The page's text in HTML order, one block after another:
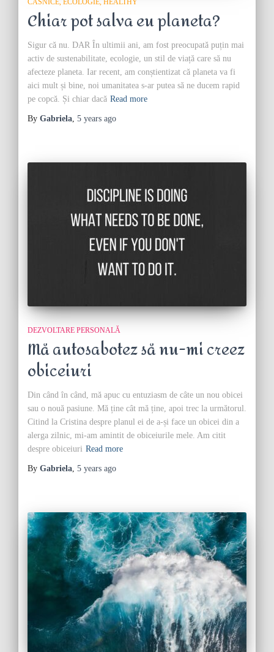
CASNICE ECOLOGIE HEALTHY
Chiar pot salva eu planeta?
Sigur că nu. DAR În ultimii ani, am fost preocupată puțin mai
activ de sustenabilitate, ecologie, un stil de viață care să nu
afecteze planeta. Iar recent, am conștientizat că planeta va fi
aici mult și bine, noi umanitatea s-ar putea să ne ducem rapid
pe copcă. Și chiar dacă Read more
By Gabriela, 5 years ago
DEZVOLTARE PERSONALĂ
Mă autosabotez să nu-mi creez
obiceiuri
Din când în când, mă apuc cu entuziasm de câte un nou obicei
sau o nouă pasiune. Mă ține cât mă ține, apoi trec la următorul.
Citind la Cristina despre planul ei de a-și face un obicei din a
alerga zilnic, mi-am amintit de obiceiurile mele. Am citit
despre obiceiuri Read more
By Gabriela, 5 years ago